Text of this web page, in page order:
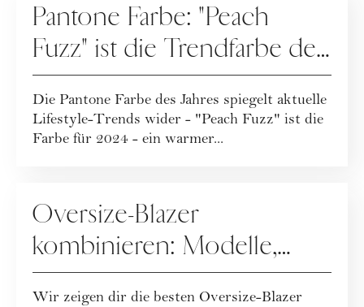
Pantone Farbe: "Peach
Fuzz" ist die Trendfarbe des
Jahres 2024
Die Pantone Farbe des Jahres spiegelt aktuelle
Lifestyle-Trends wider - "Peach Fuzz" ist die
Farbe für 2024 - ein warmer...
Oversize-Blazer
kombinieren: Modelle,
Styles & Trends
Wir zeigen dir die besten Oversize-Blazer